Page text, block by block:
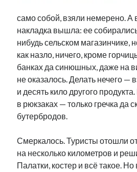
само собой, взяли немерено. А
накладка вышла: ее
нибудь сельском магазинчике,
как назло, ничего, кроме
банках да синюшных, даже на
не оказалось. Делать нечего —
и десять кило другого
в рюкзаках — только гречка да
бутербродов.
Смеркалось. Туристы отошли
на несколько километров и
Палатки, костер и всё такое.